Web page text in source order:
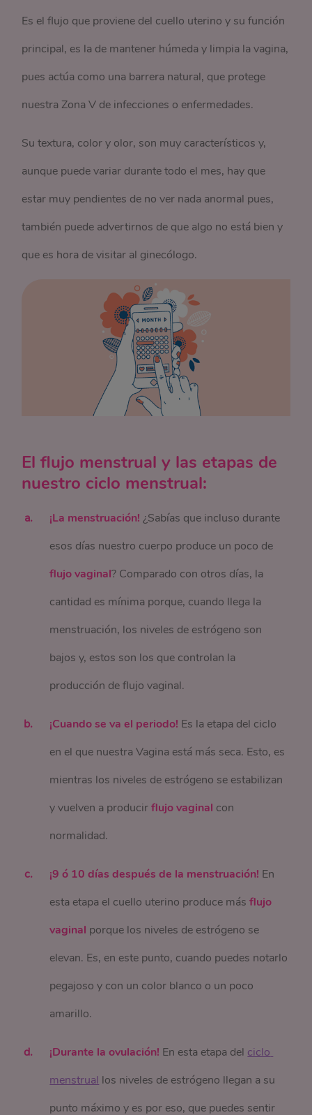
Es el flujo que proviene del cuello uterino y su función
principal, es la de mantener húmeda y limpia la vagina,
pues actúa como una barrera natural, que protege
nuestra Zona V de infecciones o enfermedades.
Su textura, color y olor, son muy característicos y,
aunque puede variar durante todo el mes, hay que
estar muy pendientes de no ver nada anormal pues,
también puede advertirnos de que algo no está bien y
que es hora de visitar al ginecólogo.
El flujo menstrual y las etapas de
nuestro ciclo menstrual:
¡La menstruación! ¿Sabías que incluso durante
esos días nuestro cuerpo produce un poco de
flujo vaginal? Comparado con otros días, la
cantidad es mínima porque, cuando llega la
menstruación, los niveles de estrógeno son
bajos y, estos son los que controlan la
producción de flujo vaginal.
¡Cuando se va el periodo! Es la etapa del ciclo
en el que nuestra Vagina está más seca. Esto, es
mientras los niveles de estrógeno se estabilizan
y vuelven a producirflujo vaginal con
normalidad.
¡9 ó 10 días después de la menstruación! En
esta etapa el cuello uterino produce másflujo
vaginal porque los niveles de estrógeno se
elevan. Es, en este punto, cuando puedes notarlo
pegajoso y con un color blanco o un poco
amarillo.
¡Durante la ovulación! En esta etapa del ciclo
menstrual los niveles de estrógeno llegan a su
punto máximo y es por eso, que puedes sentir